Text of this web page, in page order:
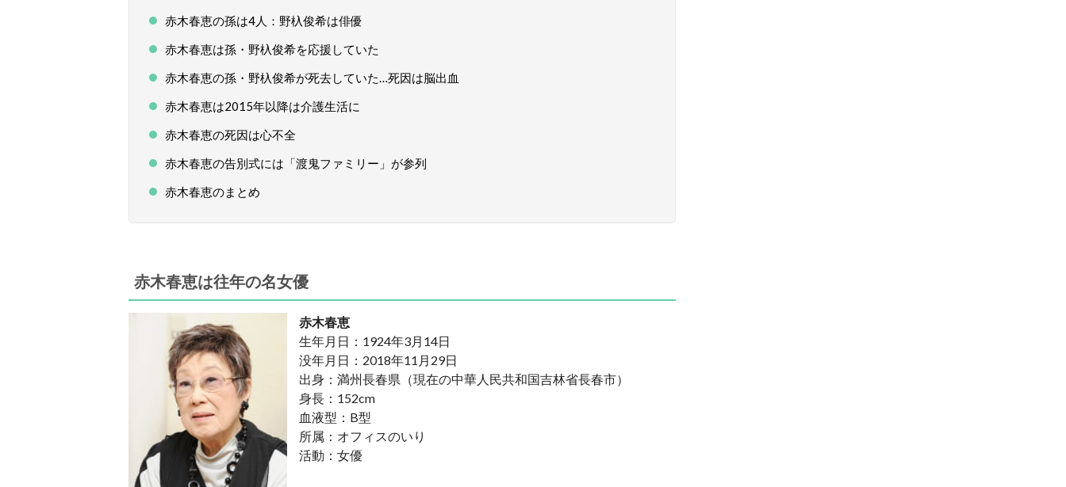
赤木春恵の孫は4人：野杁俊希は俳優
赤木春恵は孫・野杁俊希を応援していた
赤木春恵の孫・野杁俊希が死去していた…死因は脳出血
赤木春恵は2015年以降は介護生活に
赤木春恵の死因は心不全
赤木春恵の告別式には「渡鬼ファミリー」が参列
赤木春恵のまとめ
赤木春恵は往年の名女優
赤木春恵
生年月日：1924年3月14日
没年月日：2018年11月29日
出身：満州長春県（現在の中華人民共和国吉林省長春市）
身長：152cm
血液型：B型
所属：オフィスのいり
活動：女優